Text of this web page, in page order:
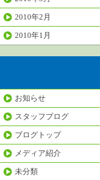
2010年2月
2010年1月
お知らせ
スタッフブログ
ブログトップ
メディア紹介
未分類